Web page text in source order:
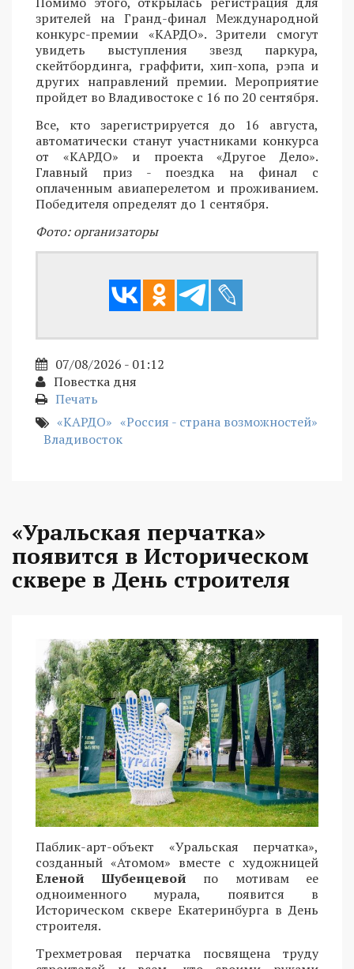
зрителей на Гранд-финал Международной
конкурс-премии «КАРДО». Зрители смогут
увидеть выступления звезд паркура,
скейтбординга, граффити, хип-хопа, рэпа и
других направлений премии. Мероприятие
пройдет во Владивостоке с 16 по 20 сентября.
Все, кто зарегистрируется до 16 августа,
автоматически станут участниками конкурса
от «КАРДО» и проекта «Другое Дело».
Главный приз - поездка на финал с
оплаченным авиаперелетом и проживанием.
Победителя определят до 1 сентября.
Фото: организаторы
07/08/2026 - 01:12
Повестка дня
Печать
«КАРДО» «Россия - страна возможностей»
Владивосток
«Уральская перчатка»
появится в Историческом
сквере в День строителя
Паблик-арт-объект «Уральская перчатка»,
созданный «Атомом» вместе с художницей
Еленой Шубенцевой по мотивам ее
одноименного мурала, появится в
Историческом сквере Екатеринбурга в День
строителя.
Трехметровая перчатка посвящена труду